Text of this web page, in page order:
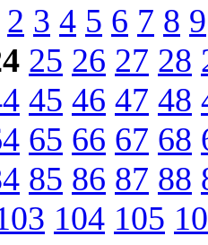
2 3 4 5 6 7 8 9
25 26 27 28
45 46 47 48
65 66 67 68
85 86 87 88
104 105